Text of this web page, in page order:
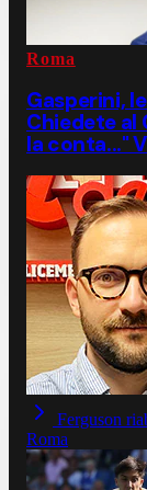
Roma
Gasperini,
Chiedete al
la conta..."
Ferguson
Roma